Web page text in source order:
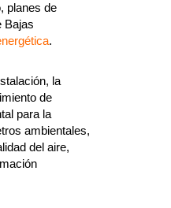
planes de
Bajas
.
la
de
para la
ambientales,
del aire,